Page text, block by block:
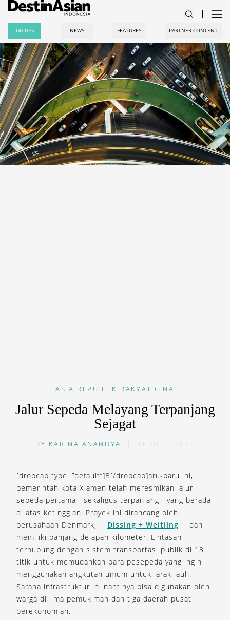
GUIDES NEWS FEATURES PARTNER CONTENT
ASIA REPUBLIK RAKYAT CINA
Jalur Sepeda Melayang Terpanjang
Sejagat
BY KARINA ANANDYA APRIL 5, 2017
[dropcap type=”default”]B[/dropcap]aru-baru ini,
pemerintah kota Xiamen telah meresmikan jalur
sepeda pertama—sekaligus terpanjang—yang berada
di atas ketinggian. Proyek ini dirancang oleh
perusahaan Denmark,
Dissing + Weitling
dan
memiliki panjang delapan kilometer. Lintasan
terhubung dengan sistem transportasi publik di 13
titik untuk memudahkan para pesepeda yang ingin
menggunakan angkutan umum untuk jarak jauh.
Sarana infrastruktur ini nantinya bisa digunakan oleh
warga di lima pemukiman dan tiga daerah pusat
perekonomian.